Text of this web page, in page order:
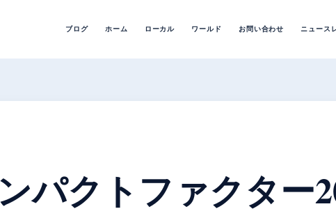
ブログ ホーム ローカル ワールド お問い合わせ ニュース
パクトファクター